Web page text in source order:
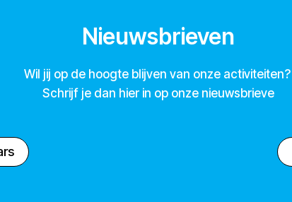
Nieuwsbrieven
Wil jij op de hoogte blijven van onze activiteiten?
Schrijf je dan hier in op onze nieuwsbrieve